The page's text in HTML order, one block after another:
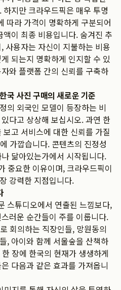
지만 크라우드픽은 매우 투명
따라 가격이 명확하게 구분되어
이 최종 비용입니다. 숨겨진 추
사용자는 자신이 지불하는 비용
되는지 명확하게 인지할 수 있
와 플랫폼 간의 신뢰를 구축하
국 사진 구매의 새로운 기준
의 외국인 모델이 등장하는 비
다고 상상해 보십시오. 과연 한
고 서비스에 대한 신뢰를 가질
가깝습니다. 콘텐츠의 진정성
닮아있는가에서 시작됩니다.
중요한 이유이며, 크라우드픽이
강력한 지점입니다.
스튜디오에서 연출된 느낌보다,
러운 순간들이 주를 이룹니다.
회의하는 직장인들, 망원동의
, 아이와 함께 서울숲을 산책하
장에 한국의 현재가 생생하게
다음과 같은 효과를 가져옵니